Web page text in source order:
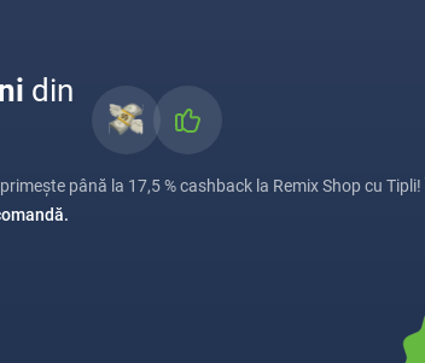
din
până la 17,5 % cashback la Remix Shop cu Tipli!